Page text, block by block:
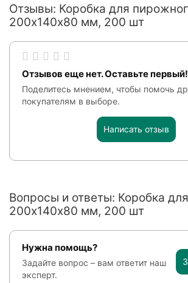
Отзывы: Коробка для
200х140х80 мм, 200 шт
Отзывов еще нет. Оставьте первый!
Поделитесь мнением, чтобы помочь
покупателям в выборе.
Написать отзыв
Вопросы и ответы: Коробка
200х140х80 мм, 200 шт
Нужна помощь?
Задайте вопрос – вам ответит наш
эксперт.